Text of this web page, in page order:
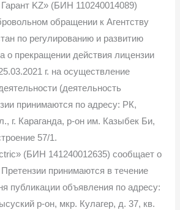
KZ» (БИН 110240014089)
обращении к Агентству
по регулированию и развитию
о прекращении действия лицензии
г. на осуществление
(деятельность
принимаются по адресу: РК,
г. Караганда, р-он им. Казыбек Би,
57/1.
(БИН 141240012635) сообщает о
принимаются в течение
публикации объявления по адресу:
р-он, мкр. Кулагер, д. 37, кв.